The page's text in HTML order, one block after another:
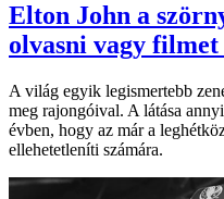
Elton John a
olvasni vagy
A világ egyik legismertebb
meg rajongóival. A látása
évben, hogy az már a
ellehetetleníti számára.